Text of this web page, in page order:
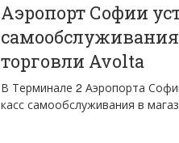
Аэропорт Софии
торговли Avolta
В Терминале 2 Аэропорта
касс самообслуживания в